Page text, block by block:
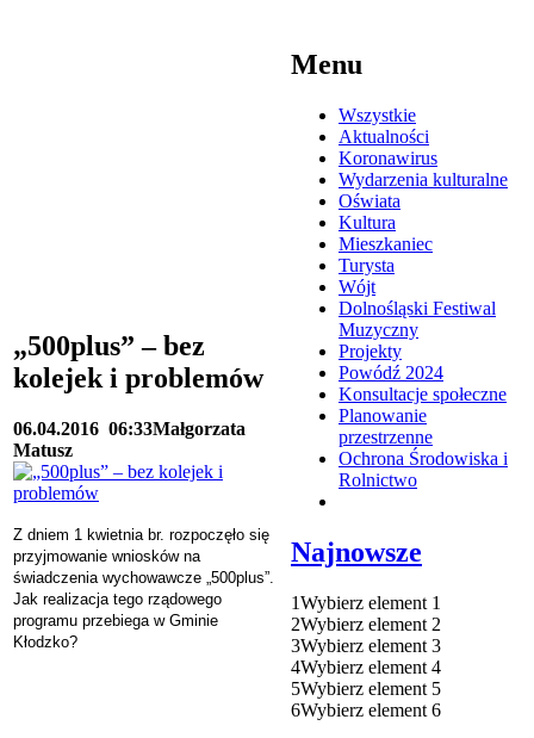
„500plus” – bez
kolejek i problemów
06.04.2016 06:33Małgorzata
Matusz
Z dniem 1 kwietnia br. rozpoczęło się
przyjmowanie wniosków na
świadczenia wychowawcze „500plus”.
Jak realizacja tego rządowego
programu przebiega w Gminie
Kłodzko?
Menu
Wszystkie
Aktualności
Koronawirus
Wydarzenia kulturalne
Oświata
Kultura
Mieszkaniec
Turysta
Wójt
Dolnośląski Festiwal
Muzyczny
Projekty
Powódź 2024
Konsultacje społeczne
Planowanie
przestrzenne
Ochrona Środowiska i
Rolnictwo
Najnowsze
1Wybierz element 1
2Wybierz element 2
3Wybierz element 3
4Wybierz element 4
5Wybierz element 5
6Wybierz element 6